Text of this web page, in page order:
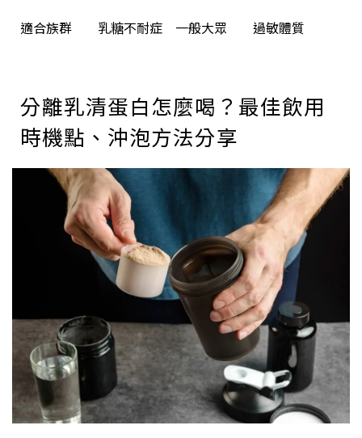
適合族群
乳糖不耐症 一般大眾 過敏體質
分離乳清蛋白怎麼喝？最佳飲用
時機點、沖泡方法分享